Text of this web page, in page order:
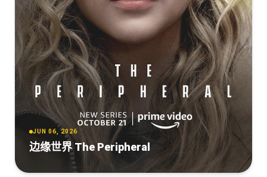
JUN 06, 2026
边缘世界 The Peripheral